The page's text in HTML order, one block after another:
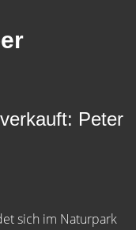
Peter
sich im Naturpark